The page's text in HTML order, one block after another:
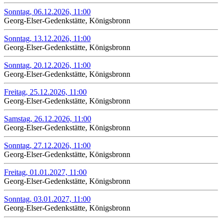
Sonntag, 06.12.2026, 11:00
Georg-Elser-Gedenkstätte, Königsbronn
Sonntag, 13.12.2026, 11:00
Georg-Elser-Gedenkstätte, Königsbronn
Sonntag, 20.12.2026, 11:00
Georg-Elser-Gedenkstätte, Königsbronn
Freitag, 25.12.2026, 11:00
Georg-Elser-Gedenkstätte, Königsbronn
Samstag, 26.12.2026, 11:00
Georg-Elser-Gedenkstätte, Königsbronn
Sonntag, 27.12.2026, 11:00
Georg-Elser-Gedenkstätte, Königsbronn
Freitag, 01.01.2027, 11:00
Georg-Elser-Gedenkstätte, Königsbronn
Sonntag, 03.01.2027, 11:00
Georg-Elser-Gedenkstätte, Königsbronn